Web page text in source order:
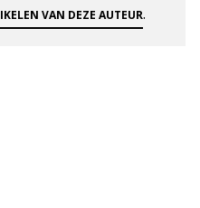
VAN DEZE AUTEUR.